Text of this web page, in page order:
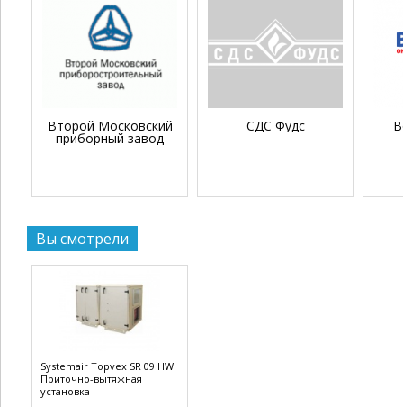
Второй Московский
приборный завод
СДС Фудс
Вы смотрели
Systemair Topvex SR 09 HW
Приточно-вытяжная
установка